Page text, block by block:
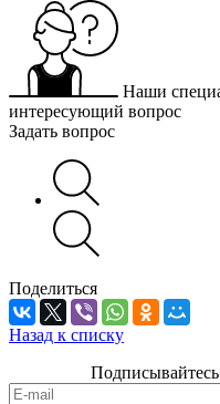
Наши
интересующий вопрос
Задать вопрос
Поделиться
Назад к списку